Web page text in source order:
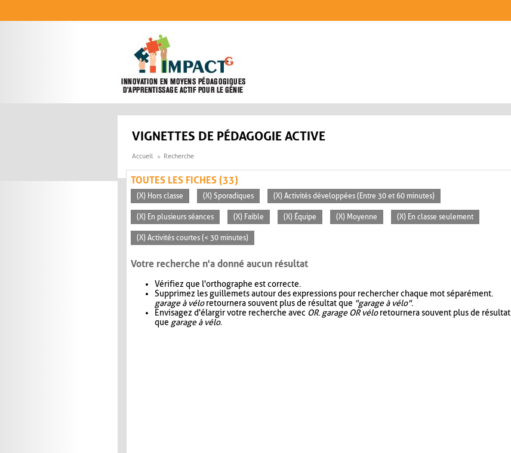
VIGNETTES DE PÉDAGOGIE ACTIVE
Accueil Recherche
TOUTES LES FICHES (33)
(X) Hors classe (X) Sporadiques (X) Activités développées (Entre 30 et 60 minutes)
(X) En plusieurs séances (X) Faible (X) Équipe (X) Moyenne (X) En classe seulement
(X) Activités courtes (< 30 minutes)
Votre recherche n'a donné aucun résultat
Vérifiez que l'orthographe est correcte.
Supprimez les guillemets autour des expressions pour rechercher chaque mot séparément.
garage à véloretournera souvent plus de résultat que "garage à vélo".
Envisagez d'élargir votre recherche avec OR. garage OR véloretournera souvent plus de résultat
que garage à vélo.